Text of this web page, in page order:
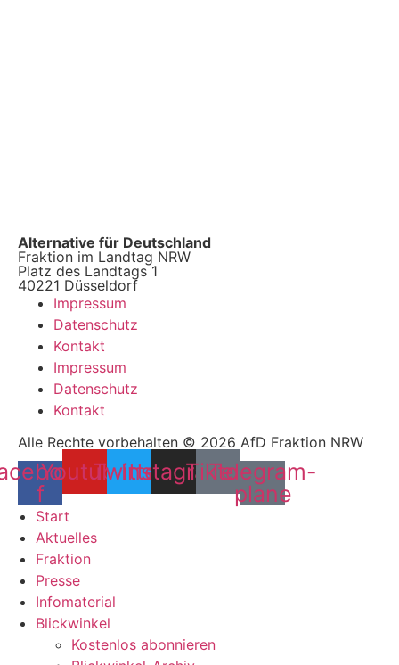
Alternative für Deutschland
Fraktion im Landtag NRW
Platz des Landtags 1
40221 Düsseldorf
Impressum
Datenschutz
Kontakt
Impressum
Datenschutz
Kontakt
Alle Rechte vorbehalten © 2026 AfD Fraktion NRW
f
YoutubeTwitter
Instagram
Tiktok
Telegram-
plane
Start
Aktuelles
Fraktion
Presse
Infomaterial
Blickwinkel
Kostenlos abonnieren